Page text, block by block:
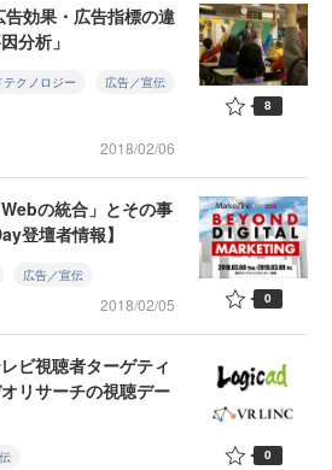
効果・広告指標の違
分析」
テクノロジー 広告／宣伝
2018/02/06
8
の統合」とその事
登壇者情報】
広告／宣伝
2018/02/05 0
ビ視聴者ターゲティ
リサーチの視聴デー
0